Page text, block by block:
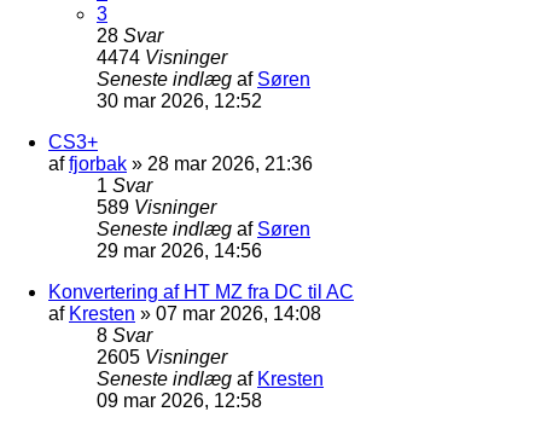
3
28 Svar
4474 Visninger
Seneste indlæg af Søren
30 mar 2026, 12:52
CS3+
affjorbak » 28 mar 2026, 21:36
1 Svar
589 Visninger
Seneste indlæg af Søren
29 mar 2026, 14:56
Konvertering af HT MZ fra DC til AC
af Kresten » 07 mar 2026, 14:08
8 Svar
2605 Visninger
Seneste indlæg af Kresten
09 mar 2026, 12:58